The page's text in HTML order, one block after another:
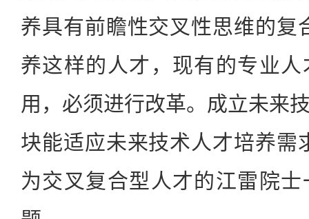
养具有前瞻性交叉性思维的复
养这样的人才，现有的专业
用，必须进行改革。成立未来
块能适应未来技术人才培养需
为交叉复合型人才的江雷院